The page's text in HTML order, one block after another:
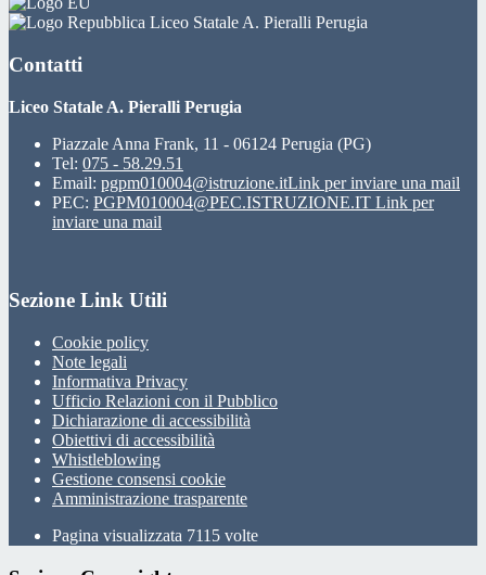
Liceo Statale A. Pieralli Perugia
Contatti
Liceo Statale A. Pieralli Perugia
Piazzale Anna Frank, 11 - 06124 Perugia (PG)
Tel: 075 - 58.29.51
Email: pgpm010004@istruzione.itLink per inviare una mail
PEC: PGPM010004@PEC.ISTRUZIONE.IT Link per
inviare una mail
Sezione Link Utili
Cookie policy
Note legali
Informativa Privacy
Ufficio Relazioni con il Pubblico
Dichiarazione di accessibilità
Obiettivi di accessibilità
Whistleblowing
Gestione consensi cookie
Amministrazione trasparente
Pagina visualizzata 7115 volte